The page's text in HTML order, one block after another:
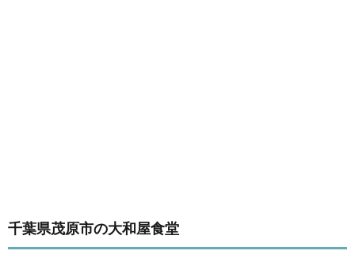
千葉県茂原市の大和屋食堂